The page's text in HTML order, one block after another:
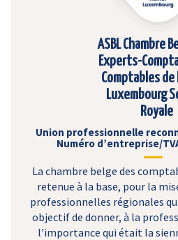
ASBL Chambre
Experts-
Comptables de
Luxembourg
Royale
Union professionnelle
Numéro d’entreprise/
La chambre belge des
retenue à la base, pour la
professionnelles régionales
objectif de donner, à la
l'importance qui était la